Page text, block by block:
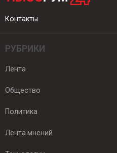
Контакты
РУБРИКИ
Лента
Общество
Политика
Лента мнений